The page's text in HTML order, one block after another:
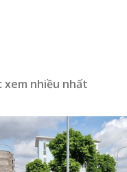
xem nhiều nhất